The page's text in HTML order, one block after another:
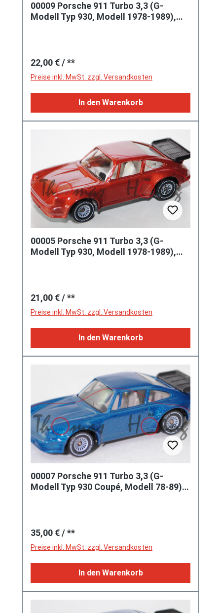
00009 Porsche 911 Turbo 3,3 (G-
Modell Typ 930, Modell 1978-1989),
Regulärer Preis:
22,00 €/ **
Preise inkl. MwSt. zzgl. Versandkosten
In den Warenkorb
00005 Porsche 911 Turbo 3,3 (G-
Modell Typ 930, Modell 1978-1989),
Regulärer Preis:
21,00 €/ **
Preise inkl. MwSt. zzgl. Versandkosten
In den Warenkorb
00007 Porsche 911 Turbo 3,3 (G-
Modell Typ 930 Coupé, Modell 78-89),
Regulärer Preis:
35,00 €/ **
Preise inkl. MwSt. zzgl. Versandkosten
In den Warenkorb